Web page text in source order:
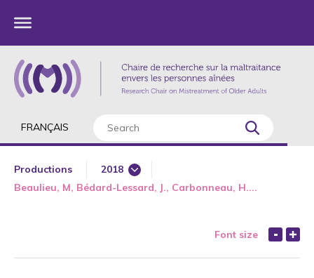
FRANÇAIS
Productions
2018
1985
Beaulieu, M, Bédard-Lessard, J., Carbonneau, H....
Font size